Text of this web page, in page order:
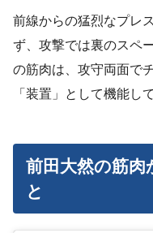
前線からの猛烈なプレ
ず、攻撃では裏のスペ
の筋肉は、攻守両面で
「装置」として機能し
前田大然の筋肉
と